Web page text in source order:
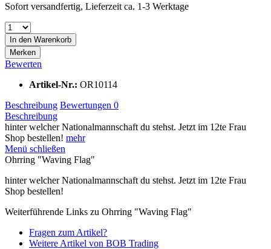
Sofort versandfertig, Lieferzeit ca. 1-3 Werktage
In den Warenkorb
Merken
Bewerten
Artikel-Nr.: OR10114
Beschreibung Bewertungen 0
Beschreibung
hinter welcher Nationalmannschaft du stehst. Jetzt im 12te Frau
Shop bestellen! mehr
Menü schließen
Ohrring "Waving Flag"
hinter welcher Nationalmannschaft du stehst. Jetzt im 12te Frau
Shop bestellen!
Weiterführende Links zu Ohrring "Waving Flag"
Fragen zum Artikel?
Weitere Artikel von BOB Trading